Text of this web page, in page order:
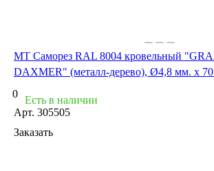
МТ Саморез RAL 8004 кровельный
DAXMER" (металл-дерево), Ø4,8 мм. х
0
Есть в наличии
Арт. 305505
Заказать